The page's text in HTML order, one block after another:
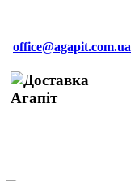
office@agapit.com.ua